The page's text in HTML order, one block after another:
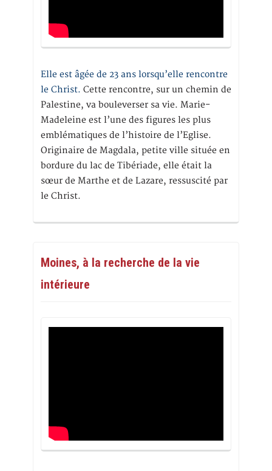
Elle est âgée de 23 ans lorsqu’elle rencontre
le Christ. Cette rencontre, sur un chemin de
Palestine, va bouleverser sa vie. Marie-
Madeleine est l’une des figures les plus
emblématiques de l’histoire de l’Eglise.
Originaire de Magdala, petite ville située en
bordure du lac de Tibériade, elle était la
sœur de Marthe et de Lazare, ressuscité par
le Christ.
Moines, à la recherche de la vie
intérieure